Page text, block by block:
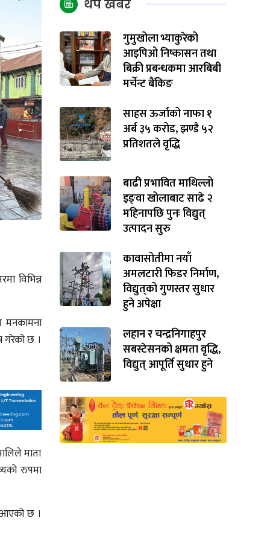
विभिन्न
मनकामना
गरेको छ ।
माता
रुपमा
आएको छ ।
थप खबर
गुमुखोला भ्याकुरेको
आइपिओ निष्कासन तथा
बिक्री प्रबन्धकमा आरबिबी
मर्चेन्ट बैंकिङ
साहस ऊर्जाको नाफा १
अर्ब ३५ करोड, झण्डै ५२
प्रतिशतले वृद्धि
बाढी प्रभावित माथिल्लो
इङ्‌वा खोलाबाट साढे २
महिनापछि पुनः विद्युत्
उत्पादन सुरु
कावासोतीमा नयाँ
अमलटारी फिडर निर्माण,
विद्युत्‌को गुणस्तर सुधार
हुने अपेक्षा
लहान र चन्द्रनिगाहपुर
सबस्टेसनको क्षमता वृद्धि,
विद्युत् आपूर्ति सुधार हुने